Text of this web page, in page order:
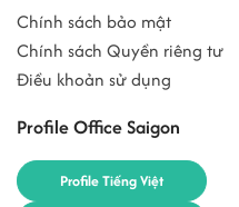
Chính sách bảo mật
Chính sách Quyền riêng tư
Điều khoản sử dụng
Profile Office Saigon
Profile Tiếng Việt